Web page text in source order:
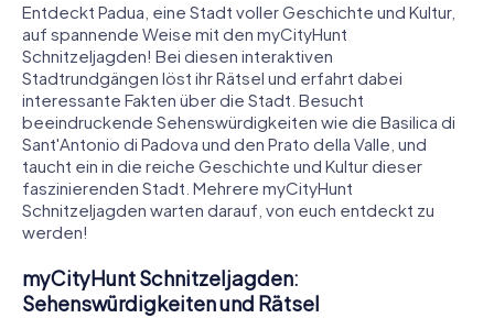
Entdeckt Padua, eine Stadt voller Geschichte und Kultur,
auf spannende Weise mit den myCityHunt
Schnitzeljagden! Bei diesen interaktiven
Stadtrundgängen löst ihr Rätsel und erfahrt dabei
interessante Fakten über die Stadt. Besucht
beeindruckende Sehenswürdigkeiten wie die Basilica di
Sant'Antonio di Padova und den Prato della Valle, und
taucht ein in die reiche Geschichte und Kultur dieser
faszinierenden Stadt. Mehrere myCityHunt
Schnitzeljagden warten darauf, von euch entdeckt zu
werden!
myCityHunt Schnitzeljagden:
Sehenswürdigkeiten und Rätsel